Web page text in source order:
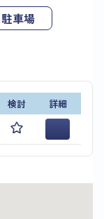
駐車場
検討
詳細